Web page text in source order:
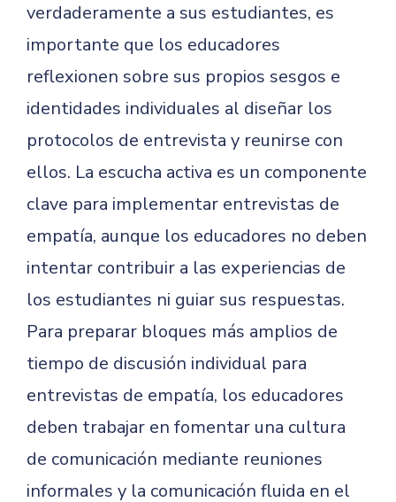
verdaderamente a sus estudiantes, es
importante que los educadores
reflexionen sobre sus propios sesgos e
identidades individuales al diseñar los
protocolos de entrevista y reunirse con
ellos. La escucha activa es un componente
clave para implementar entrevistas de
empatía, aunque los educadores no deben
intentar contribuir a las experiencias de
los estudiantes ni guiar sus respuestas.
Para preparar bloques más amplios de
tiempo de discusión individual para
entrevistas de empatía, los educadores
deben trabajar en fomentar una cultura
de comunicación mediante reuniones
informales y la comunicación fluida en el